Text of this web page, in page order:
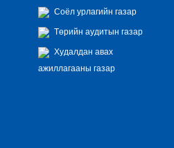
Соёл урлагийн газар
Төрийн аудитын газар
Худалдан авах
ажиллагааны газар